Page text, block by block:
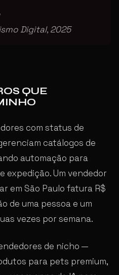
Digital, 2025
QUE
com status de
catálogos de
automação para
expedição. Um vendedor
em São Paulo fatura R$
de uma pessoa e um
vezes por semana.
de nicho —
para pets premium,